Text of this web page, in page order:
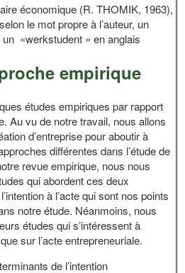
économique (R. THOMIK, 1963),
le mot propre à l’auteur, un
«werkstudent » en anglais
empirique
études empiriques par rapport
Au vu de notre travail, nous allons
d’entreprise pour aboutir à
différentes dans l’étude de
revue empirique, nous nous
qui abordent ces deux
à l’acte qui sont nos points
notre étude. Néanmoins, nous
études qui s’intéressent à
sur l’acte entrepreneuriale.
de l’intention